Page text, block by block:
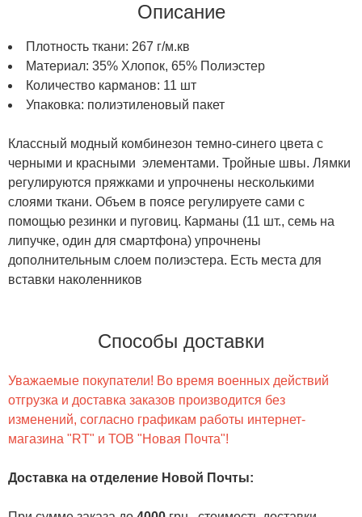
Описание
Плотность ткани: 267 г/м.кв
Материал: 35% Хлопок, 65% Полиэстер
Количество карманов: 11 шт
Упаковка: полиэтиленовый пакет
Классный модный комбинезон темно-синего цвета с
черными и красными элементами. Тройные швы. Лямки
регулируются пряжками и упрочнены несколькими
слоями ткани. Объем в поясе регулируете сами с
помощью резинки и пуговиц. Карманы (11 шт., семь на
липучке, один для смартфона) упрочнены
дополнительным слоем полиэстера. Есть места для
вставки наколенников
Способы доставки
Уважаемые покупатели! Во время военных действий
отгрузка и доставка заказов производится без
изменений, согласно графикам работы интернет-
магазина "RT" и ТОВ "Новая Почта"!
Доставка на отделение Новой Почты: